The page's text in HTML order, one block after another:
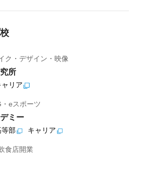
ク・デザイン・映像
所
ャリア
eスポーツ
ミー
等部 キャリア
食店開業